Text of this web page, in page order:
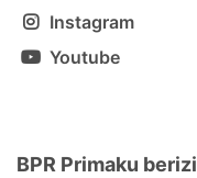
Instagram
Youtube
BPR Primaku